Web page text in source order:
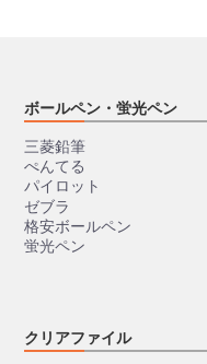
ボールペン・蛍光ペン
三菱鉛筆
ぺんてる
パイロット
ゼブラ
格安ボールペン
蛍光ペン
クリアファイル